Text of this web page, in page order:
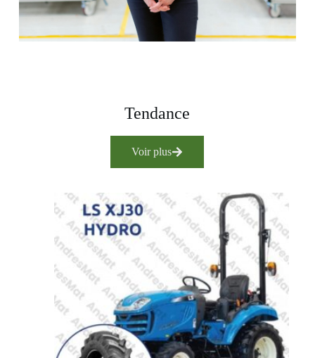
Tendance
Voir plus